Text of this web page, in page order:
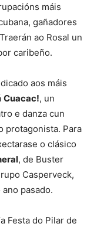
máis
gañadores
ao Rosal un
caribeño.
aos máis
Cuacac!, un
e danza cun
protagonista. Para
o clásico
, de Buster
Casperveck,
pasado.
Festa do Pilar de